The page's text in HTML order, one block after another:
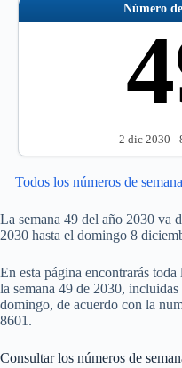
Número
2 dic 2030 -
Todos los números de
La semana 49 del año 2030 va
2030 hasta el domingo 8
En esta página encontrarás
la semana 49 de 2030, incluidas
domingo, de acuerdo con la
8601.
Consultar los números de